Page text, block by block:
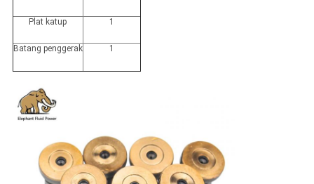
Plat katup 1
Batang penggerak 1